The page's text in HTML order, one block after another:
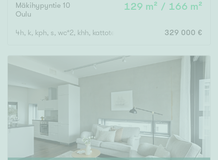
Mäkihypyntie 10
Oulu
129 m² / 166 m²
4h, k, kph, s, wc*2, khh, kattoterassi, tekn.tila, var, ak329 000 €